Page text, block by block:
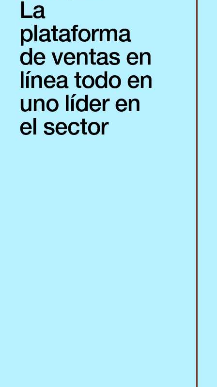
La
plataforma
de ventas en
línea todo en
uno líder en
el sector